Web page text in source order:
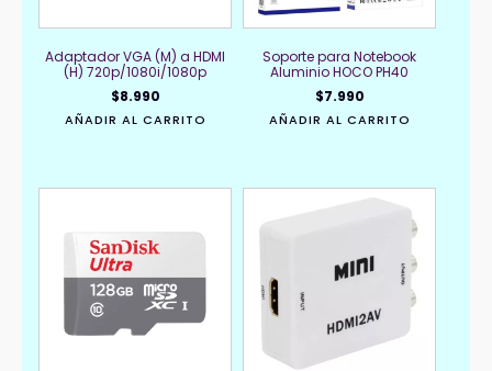
Adaptador VGA (M) a HDMI
(H) 720p/1080i/1080p
$8.990
AÑADIR AL CARRITO
Soporte para Notebook
Aluminio HOCO PH40
$7.990
AÑADIR AL CARRITO